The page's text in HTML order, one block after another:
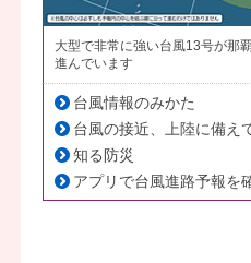
大型で非常に強い台風13号が那
進んでいます
台風情報のみかた
台風の接近、上陸に備え
知る防災
アプリで台風進路予報を